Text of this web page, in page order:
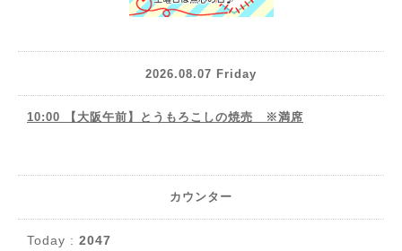
2026.08.07 Friday
10:00 【大阪午前】とうもろこしの焼売 ※満席
カウンター
Today : 2047